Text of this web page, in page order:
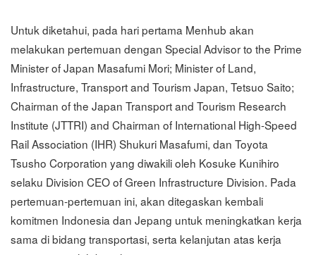
Untuk diketahui, pada hari pertama Menhub akan
melakukan pertemuan dengan Special Advisor to the Prime
Minister of Japan Masafumi Mori; Minister of Land,
Infrastructure, Transport and Tourism Japan, Tetsuo Saito;
Chairman of the Japan Transport and Tourism Research
Institute (JTTRI) and Chairman of International High-Speed
Rail Association (IHR) Shukuri Masafumi, dan Toyota
Tsusho Corporation yang diwakili oleh Kosuke Kunihiro
selaku Division CEO of Green Infrastructure Division. Pada
pertemuan-pertemuan ini, akan ditegaskan kembali
komitmen Indonesia dan Jepang untuk meningkatkan kerja
sama di bidang transportasi, serta kelanjutan atas kerja